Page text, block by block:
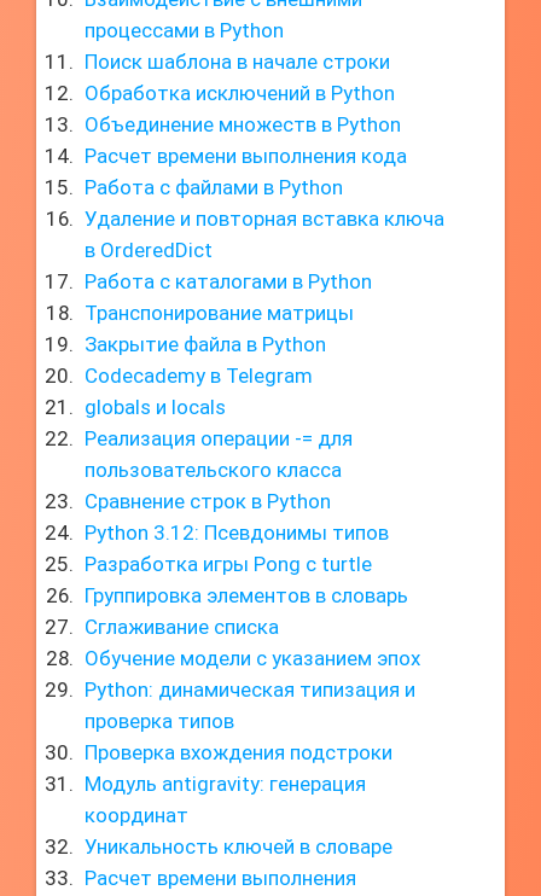
процессами в Python
Поиск шаблона в начале строки
Обработка исключений в Python
Объединение множеств в Python
Расчет времени выполнения кода
Работа с файлами в Python
Удаление и повторная вставка ключа
в OrderedDict
Работа с каталогами в Python
Транспонирование матрицы
Закрытие файла в Python
Codecademy в Telegram
globals и locals
Реализация операции -= для
пользовательского класса
Сравнение строк в Python
Python 3.12: Псевдонимы типов
Разработка игры Pong с turtle
Группировка элементов в словарь
Сглаживание списка
Обучение модели с указанием эпох
Python: динамическая типизация и
проверка типов
Проверка вхождения подстроки
Модуль antigravity: генерация
координат
Уникальность ключей в словаре
Расчет времени выполнения